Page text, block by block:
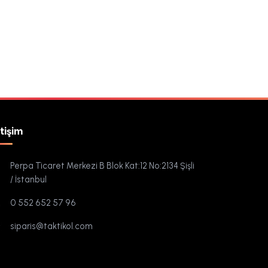
Perpa Ticaret Merkezi B Blok Kat:12 No:2134 Şişli
/ İstanbul
0 552 652 57 96
siparis@taktikol.com